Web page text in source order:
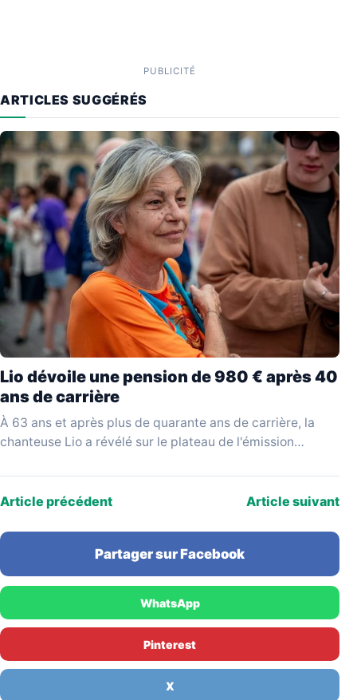
PUBLICITÉ
ARTICLES SUGGÉRÉS
Lio dévoile une pension de 980 € après 40
ans de carrière
À 63 ans et après plus de quarante ans de carrière, la
chanteuse Lio a révélé sur le plateau de l'émission
Article précédent Article suivant
Partager sur Facebook
WhatsApp
Pinterest
X